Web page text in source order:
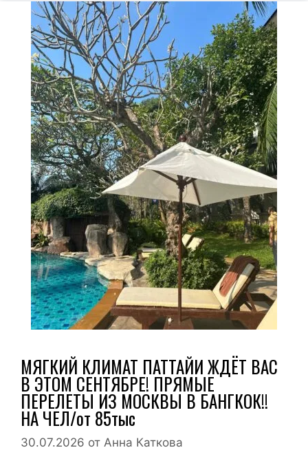
МЯГКИЙ КЛИМАТ ПАТТАЙИ ЖДЁТ ВАС
В ЭТОМ СЕНТЯБРЕ! ПРЯМЫЕ
ПЕРЕЛЕТЫ ИЗ МОСКВЫ В БАНГКОК!!
НА ЧЕЛ/от 85тыс
30.07.2026 от Анна Каткова